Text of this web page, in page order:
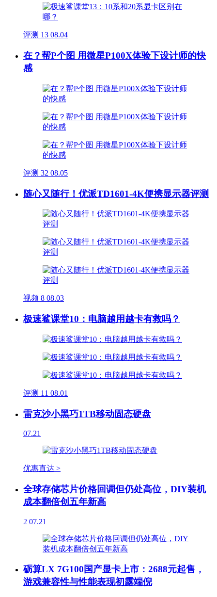
评测 13 08.04
在？帮P个图 用微星P100X体验下设计师的快
感
评测 32 08.05
随心又随行！优派TD1601-4K便携显示器评测
视频 8 08.03
极速鲨课堂10：电脑越用越卡有救吗？
评测 11 08.01
雷克沙小黑巧1TB移动固态硬盘
07.21
优惠直达 >
全球存储芯片价格回调但仍处高位，DIY装机
成本翻倍创五年新高
2 07.21
砺算LX 7G100国产显卡上市：2688元起售，
游戏兼容性与性能表现初露端倪